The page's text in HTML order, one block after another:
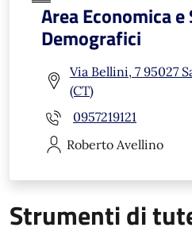
Area Economica e
Demografici
Via Bellini, 7 95027
(CT)
0957219121
Roberto Avellino
Strumenti di